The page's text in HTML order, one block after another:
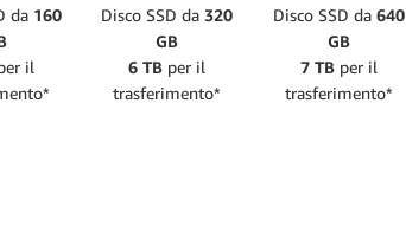
da 160
il
Disco SSD da320
GB
6 TB per il
trasferimento*
Disco SSD da 640
GB
7 TBper il
trasferimento*